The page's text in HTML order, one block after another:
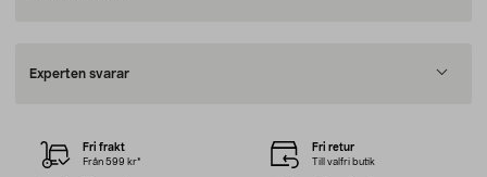
Experten svarar
Fri frakt
Från 599 kr*
Fri retur
Till valfri butik